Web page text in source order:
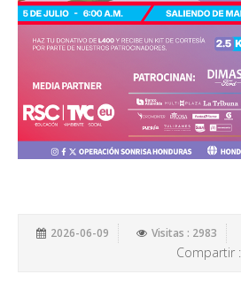
2026-06-09 Visitas : 2983
Compartir :